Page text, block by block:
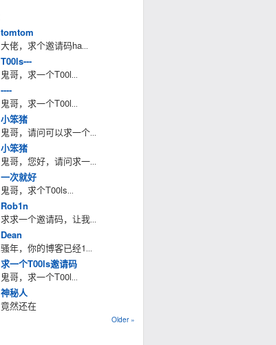
tomtom
大佬，求个邀请码ha...
T00ls---
鬼哥，求一个T00l...
----
鬼哥，求一个T00l...
小笨猪
鬼哥，请问可以求一个...
小笨猪
鬼哥，您好，请问求一...
一次就好
鬼哥，求个T00ls...
Rob1n
求求一个邀请码，让我...
Dean
骚年，你的博客已经1...
求一个T00ls邀请码
鬼哥，求一个T00l...
神秘人
竟然还在
Older »